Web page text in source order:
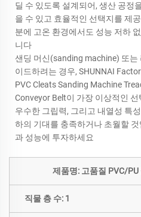
딜 수 있도록 설계되어, 생산 공정
을 수 있고 효율적인 선택지를 제
분에 고온 환경에서도 성능 저하
니다
샌딩 머신(sanding machine) 또
이드하려는 경우, SHUNNAI
PVC Cleats Sanding Machine
Conveyor Belt이 가장 이상적인
우수한 그립력, 그리고 내열성 특
하의 기대를 충족하거나 초월할
과 성능에 투자하세요
제품명: 고품질 PVC/
직물 층 수: 1